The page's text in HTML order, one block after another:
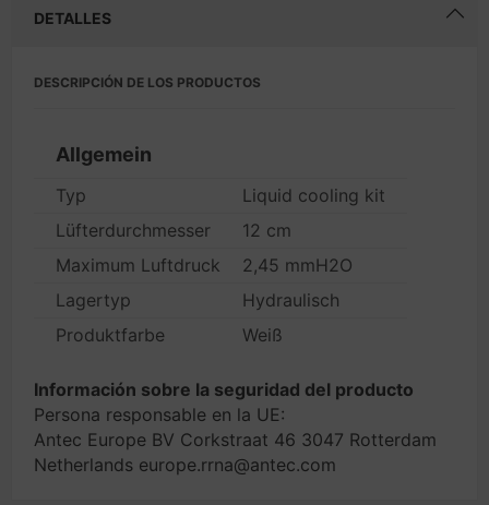
DETALLES
DESCRIPCIÓN DE LOS PRODUCTOS
Allgemein
Typ
Liquid cooling kit
Lüfterdurchmesser
12 cm
Maximum Luftdruck
2,45 mmH2O
Lagertyp
Hydraulisch
Produktfarbe
Weiß
Información sobre la seguridad del producto
Persona responsable en la UE:
Antec Europe BV Corkstraat 46 3047 Rotterdam
Netherlands europe.rrna@antec.com